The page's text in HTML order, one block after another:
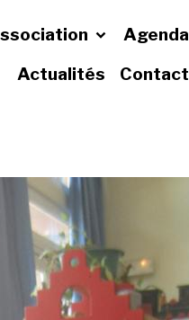
Agenda
Actualités
Contact